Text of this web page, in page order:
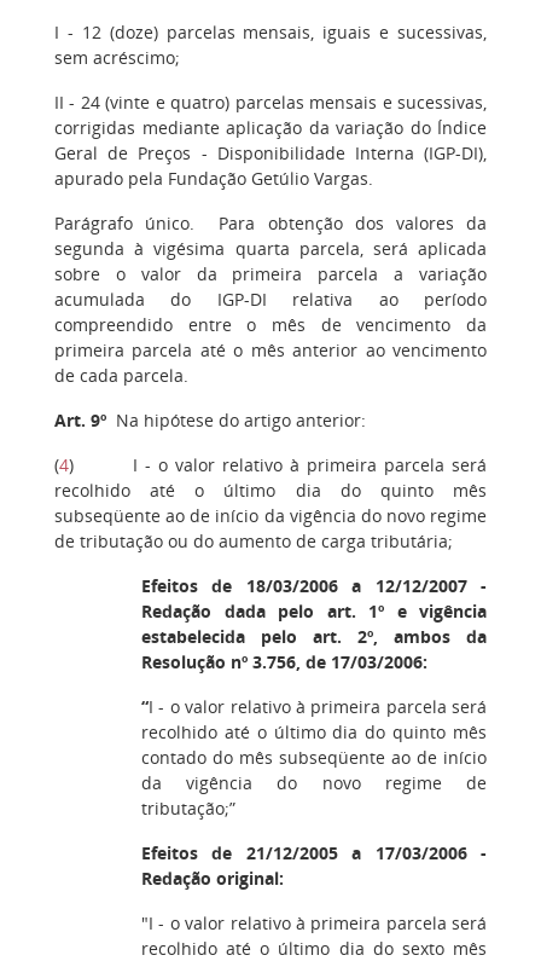
I - 12 (doze) parcelas mensais, iguais e sucessivas,
sem acréscimo;
II - 24 (vinte e quatro) parcelas mensais e sucessivas,
corrigidas mediante aplicação da variação do Índice
Geral de Preços - Disponibilidade Interna (IGP-DI),
apurado pela Fundação Getúlio Vargas.
Parágrafo único. Para obtenção dos valores da
segunda à vigésima quarta parcela, será aplicada
sobre o valor da primeira parcela a variação
acumulada do IGP-DI relativa ao período
compreendido entre o mês de vencimento da
primeira parcela até o mês anterior ao vencimento
de cada parcela.
Art. 9º Na hipótese do artigo anterior:
(4) I - o valor relativo à primeira parcela será
recolhido até o último dia do quinto mês
subseqüente ao de início da vigência do novo regime
de tributação ou do aumento de carga tributária;
Efeitos de 18/03/2006 a 12/12/2007 -
Redação dada pelo art. 1º e vigência
estabelecida pelo art. 2º, ambos da
Resolução nº 3.756, de 17/03/2006:
“I - o valor relativo à primeira parcela será
recolhido até o último dia do quinto mês
contado do mês subseqüente ao de início
da vigência do novo regime de
tributação;”
Efeitos de 21/12/2005 a 17/03/2006 -
Redação original:
"I - o valor relativo à primeira parcela será
recolhido até o último dia do sexto mês